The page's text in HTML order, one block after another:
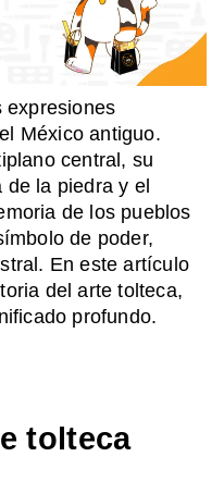
expresiones
México antiguo.
central, su
de la piedra y el
de los pueblos
de poder,
En este artículo
del arte tolteca,
profundo.
tolteca